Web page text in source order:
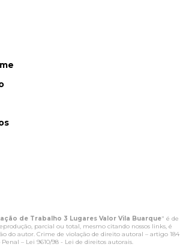
de Trabalho 3 Lugares Valor Vila Buarque" é de
parcial ou total, mesmo citando nossos links, é
do autor. Crime de violação de direito autoral – artigo 184
Penal – Lei 9610/98 - Lei de direitos autorais.